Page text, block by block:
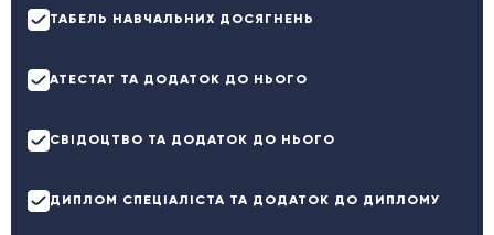
ТАБЕЛЬ НАВЧАЛЬНИХ ДОСЯГНЕНЬ
АТЕСТАТ ТА ДОДАТОК ДО НЬОГО
СВІДОЦТВО ТА ДОДАТОК ДО НЬОГО
ДИПЛОМ СПЕЦІАЛІСТА ТА ДОДАТОК ДО ДИПЛОМУ